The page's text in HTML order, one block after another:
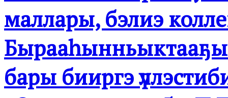
маллары, бэлиэ
Бырааһынньыктааҕы
бары бииргэ